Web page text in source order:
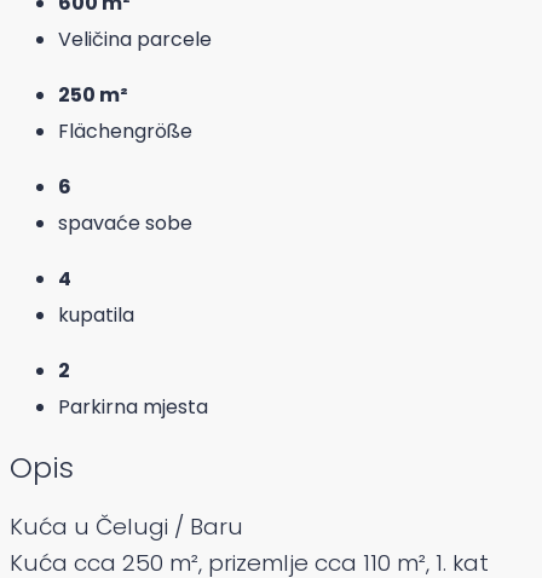
Veličina parcele
250 m²
Flächengröße
6
spavaće sobe
4
kupatila
2
Parkirna mjesta
Opis
Kuća u Čelugi / Baru
Kuća cca 250 m², prizemlje cca 110 m², 1. kat